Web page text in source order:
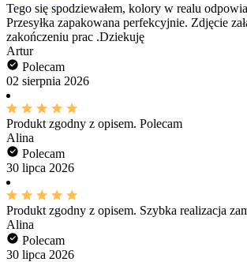
Tego się spodziewałem, kolory w realu
Przesyłka zapakowana perfekcyjnie. Zdjęcie
zakończeniu prac .Dziekuję
Artur
Polecam
02 sierpnia 2026
Produkt zgodny z opisem. Polecam
Alina
Polecam
30 lipca 2026
Produkt zgodny z opisem. Szybka realizacja
Alina
Polecam
30 lipca 2026